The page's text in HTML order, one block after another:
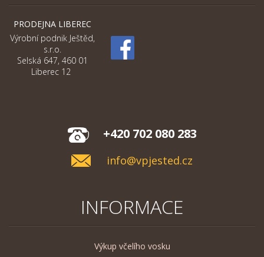
PRODEJNA LIBEREC
Výrobní podnik Ještěd,
s.r.o.
Selská 647, 460 01
Liberec 12
+420 702 080 283
info@vpjested.cz
INFORMACE
Výkup včelího vosku